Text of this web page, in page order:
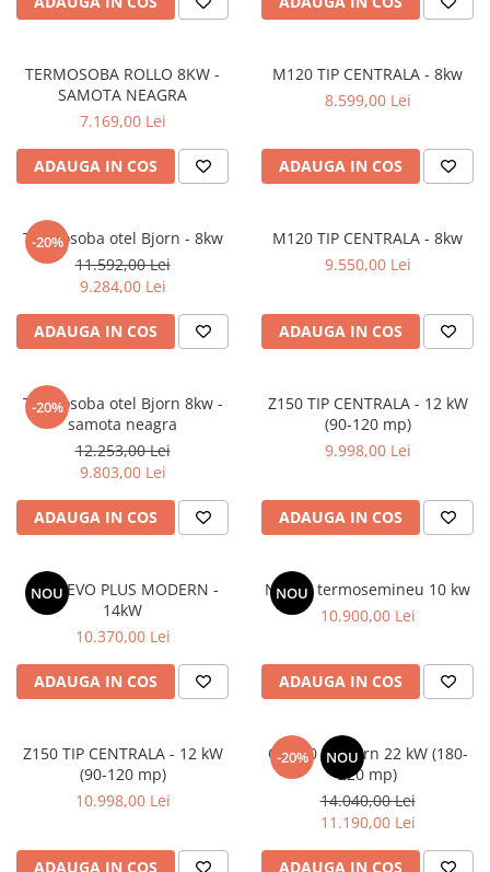
TERMOSOBA ROLLO 8KW -
SAMOTA NEAGRA
7.169,00 Lei
ADAUGA IN COS
M120 TIP CENTRALA - 8kw
8.599,00 Lei
ADAUGA IN COS
-20%
Termosoba otel Bjorn - 8kw
11.592,00 Lei
9.284,00 Lei
ADAUGA IN COS
M120 TIP CENTRALA - 8kw
9.550,00 Lei
ADAUGA IN COS
-20%
Termosoba otel Bjorn 8kw -
samota neagra
12.253,00 Lei
9.803,00 Lei
ADAUGA IN COS
Z150 TIP CENTRALA - 12 kW
(90-120 mp)
9.998,00 Lei
ADAUGA IN COS
NOU
Z140 EVO PLUS MODERN -
14kW
10.370,00 Lei
ADAUGA IN COS
NOU
N100 - termosemineu 10 kw
10.900,00 Lei
ADAUGA IN COS
Z150 TIP CENTRALA - 12 kW
(90-120 mp)
10.998,00 Lei
ADAUGA IN COS
-20% NOU
OH220 Modern 22 kW (180-
220 mp)
14.040,00 Lei
11.190,00 Lei
ADAUGA IN COS